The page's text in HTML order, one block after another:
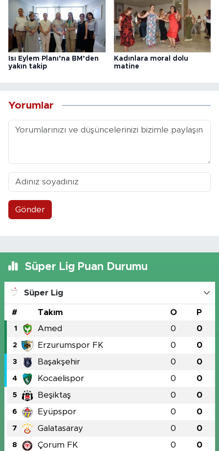
Isı Eylem Planı’na BM’den
yakın takip
Kadınlara moral dolu
matine
Yorumlar
Gönder
Süper Lig Puan Durumu
Süper Lig
# Takım O P
1 Amed 0 0
2 Erzurumspor FK 0 0
3 Başakşehir 0 0
4 Kocaelispor 0 0
5 Beşiktaş 0 0
6 Eyüpspor 0 0
7 Galatasaray 0 0
8 Çorum FK 0 0